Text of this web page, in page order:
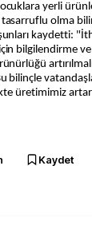
yerli
olma
kaydetti:
bilgilendirme ve
bilinçle
üretimimiz
Kaydet